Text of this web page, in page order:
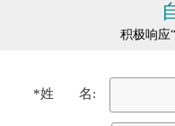
积极响应
*姓 名: